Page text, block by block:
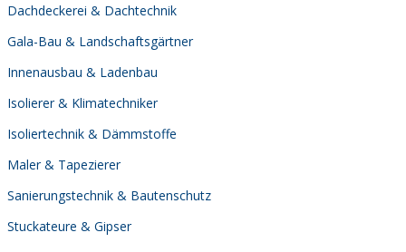
Dachdeckerei & Dachtechnik
Gala-Bau & Landschaftsgärtner
Innenausbau & Ladenbau
Isolierer & Klimatechniker
Isoliertechnik & Dämmstoffe
Maler & Tapezierer
Sanierungstechnik & Bautenschutz
Stuckateure & Gipser